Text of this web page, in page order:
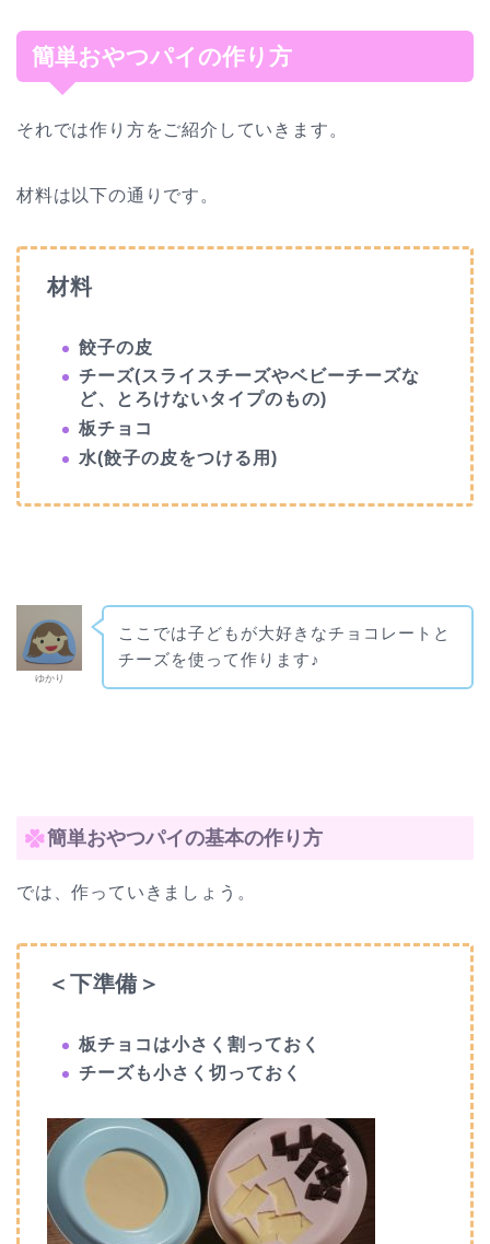
簡単おやつパイの作り方
それでは作り方をご紹介していきます。
材料は以下の通りです。
材料
餃子の皮
チーズ(スライスチーズやベビーチーズな
ど、とろけないタイプのもの)
板チョコ
水(餃子の皮をつける用)
ゆかり
ここでは子どもが大好きなチョコレートと
チーズを使って作ります♪
簡単おやつパイの基本の作り方
では、作っていきましょう。
＜下準備＞
板チョコは小さく割っておく
チーズも小さく切っておく